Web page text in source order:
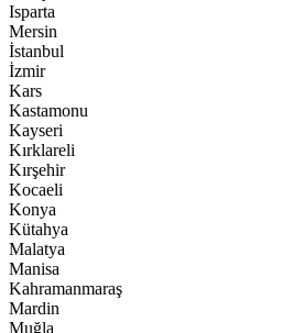
Isparta
Mersin
İstanbul
İzmir
Kars
Kastamonu
Kayseri
Kırklareli
Kırşehir
Kocaeli
Konya
Kütahya
Malatya
Manisa
Kahramanmaraş
Mardin
Muğla